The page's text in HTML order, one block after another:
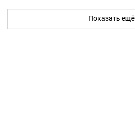
Показать ещё